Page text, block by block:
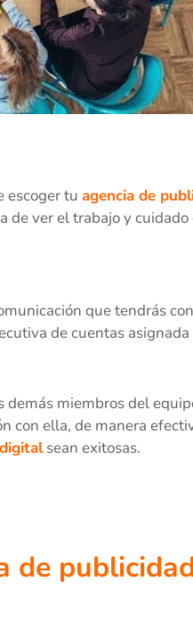
escoger tu agencia de
de ver el trabajo y
que tendrás
de cuentas
miembros del
con ella, de manera
sean exitosas.
de